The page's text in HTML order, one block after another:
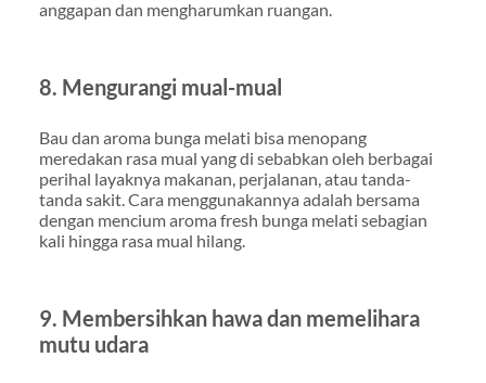
anggapan dan mengharumkan ruangan.
8. Mengurangi mual-mual
Bau dan aroma bunga melati bisa menopang
meredakan rasa mual yang di sebabkan oleh berbagai
perihal layaknya makanan, perjalanan, atau tanda-
tanda sakit. Cara menggunakannya adalah bersama
dengan mencium aroma fresh bunga melati sebagian
kali hingga rasa mual hilang.
9. Membersihkan hawa dan memelihara
mutu udara